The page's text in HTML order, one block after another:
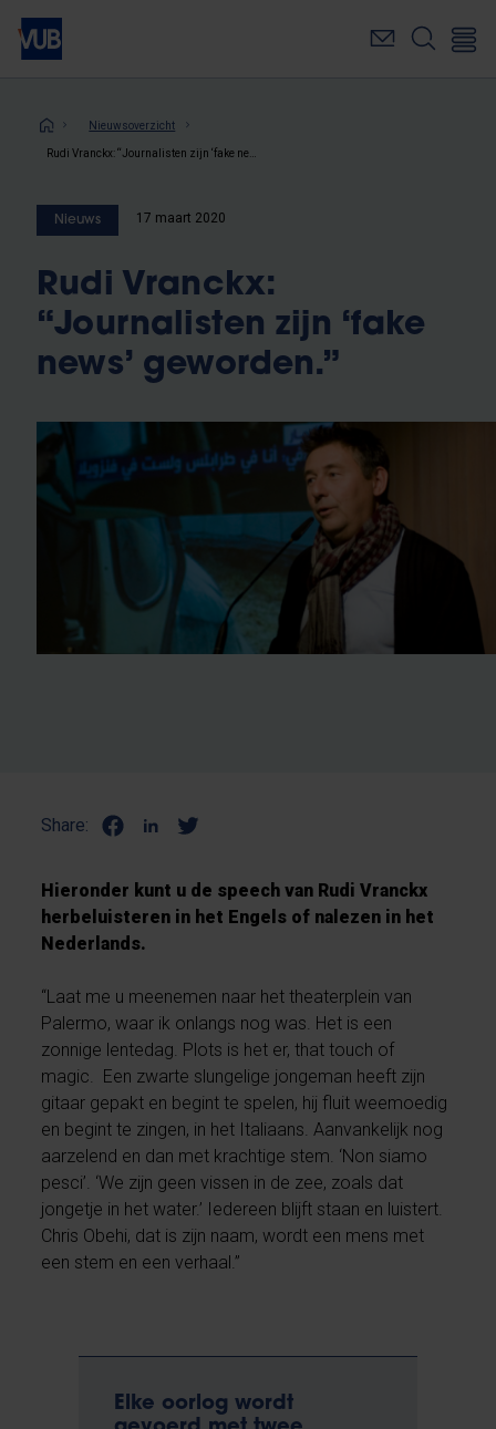
Overslaan
naar
inhoudKruimelpad
Nieuwsoverzicht
Nieuws 17 maart 2020
Rudi Vranckx:
“Journalisten zijn ‘fake
news’ geworden.”
Share:
Hieronder kunt u de speech van Rudi Vranckx
herbeluisteren in het Engels of nalezen in het
Nederlands.
“Laat me u meenemen naar het theaterplein van
Palermo, waar ik onlangs nog was. Het is een
zonnige lentedag. Plots is het er, that touch of
magic. Een zwarte slungelige jongeman heeft zijn
gitaar gepakt en begint te spelen, hij fluit weemoedig
en begint te zingen, in het Italiaans. Aanvankelijk nog
aarzelend en dan met krachtige stem. ‘Non siamo
pesci’. ‘We zijn geen vissen in de zee, zoals dat
jongetje in het water.’ Iedereen blijft staan en luistert.
Chris Obehi, dat is zijn naam, wordt een mens met
een stem en een verhaal.”
Elke oorlog wordt